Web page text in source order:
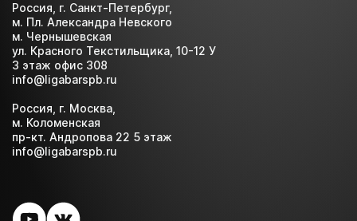
Россия, г. Санкт-Петербург,
м. Пл. Александра Невского
м. Чернышевская
ул. Красного Текстильщика, 10-12 У
3 этаж офис 308
info@ligabarspb.ru
Россия, г. Москва,
м. Коломенская
пр-кт. Андропова 22 5 этаж
info@ligabarspb.ru